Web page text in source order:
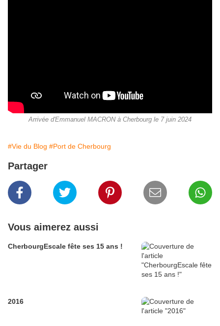
Arrivée d'Emmanuel MACRON à Cherbourg le 7 juin 2024
#Vie du Blog #Port de Cherbourg
Partager
Vous aimerez aussi
CherbourgEscale fête ses 15 ans !
2016